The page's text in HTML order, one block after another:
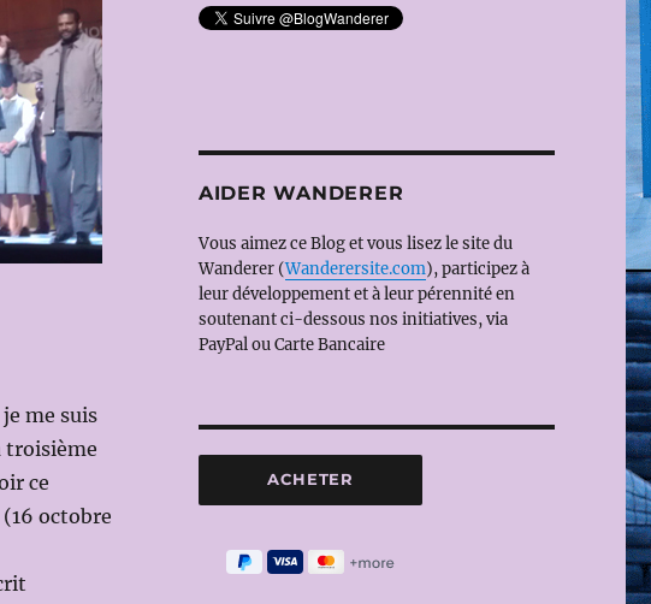
me suis
troisième
ce
octobre
AIDER WANDERER
Vous aimez ce Blog et vous lisez le site du
Wanderer (Wanderersite.com), participez à
leur développement et à leur pérennité en
soutenant ci-dessous nos initiatives, via
PayPal ou Carte Bancaire